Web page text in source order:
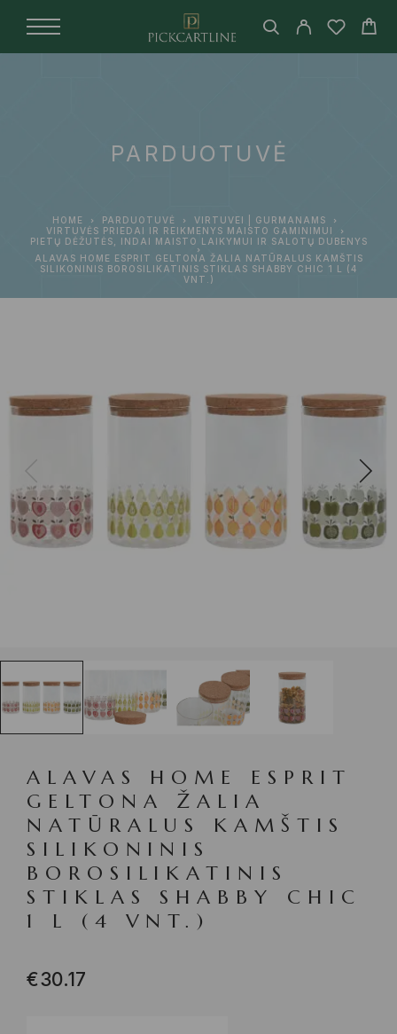
PARDUOTUVĖ
HOME PARDUOTUVĖ
VIRTUVEI | GURMANAMS
VIRTUVĖS PRIEDAI IR REIKMENYS MAISTO GAMINIMUI
PIETŲ DĖŽUTĖS, INDAI MAISTO LAIKYMUI IR SALOTŲ DUBENYS
ALAVAS HOME ESPRIT GELTONA ŽALIA NATŪRALUS KAMŠTIS
SILIKONINIS BOROSILIKATINIS STIKLAS SHABBY CHIC 1 L (4
VNT.)
ALAVAS HOME ESPRIT
GELTONA ŽALIA
NATŪRALUS KAMŠTIS
SILIKONINIS
BOROSILIKATINIS
STIKLAS SHABBY CHIC
1 L (4 VNT.)
€30.17